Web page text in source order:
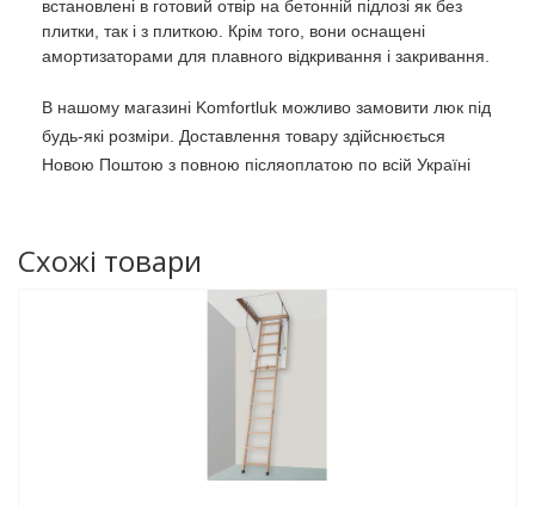
встановлені в готовий отвір на бетонній підлозі як без
плитки, так і з плиткою. Крім того, вони оснащені
амортизаторами для плавного відкривання і закривання.
В нашому магазині Komfortluk можливо замовити люк під
будь-які розміри. Доставлення товару здійснюється
Новою Поштою з повною післяоплатою по всій Україні
Схожі товари